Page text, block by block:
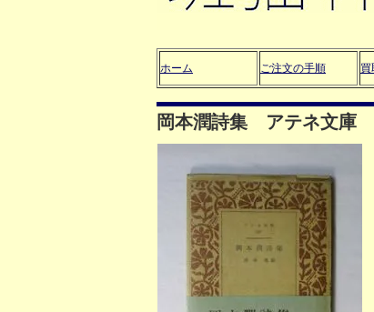
ホーム ご注文の手順 買
岡本潤詩集 アテネ文庫